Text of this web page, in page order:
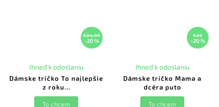
€24,99
–20 %
Dámske tričko To najlepšie
z roku...
Ihneď k odoslaniu
To chcem
€20
–20 %
Dámske tričko Mama a
dcéra puto
Ihneď k odoslaniu
To chcem